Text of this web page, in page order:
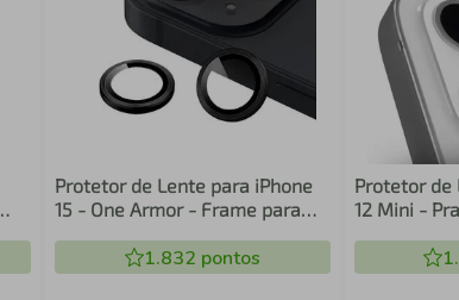
Protetor de Lente para iPhone
15 - One Armor - Frame para
1.832 pontos
Protetor de
12 Mini -